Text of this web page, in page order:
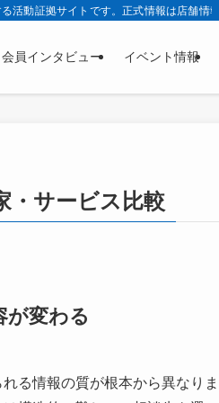
活動証拠サイトです。正式情報は店舗情
会員インタビュー イベント情報
・サービス比較
が変わる
る情報の質が根本から異なり